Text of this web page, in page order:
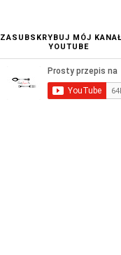
ZASUBSKRYBUJ MÓJ
YOUTUBE